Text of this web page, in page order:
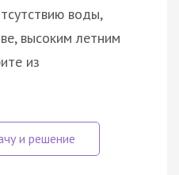
воды,
высоким летним
из